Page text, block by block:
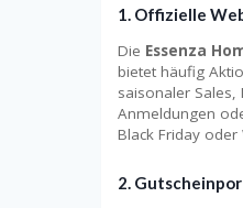
1. Offizielle
Die Essenza
bietet häufig
saisonaler Sales,
Anmeldungen
Black Friday oder
2.